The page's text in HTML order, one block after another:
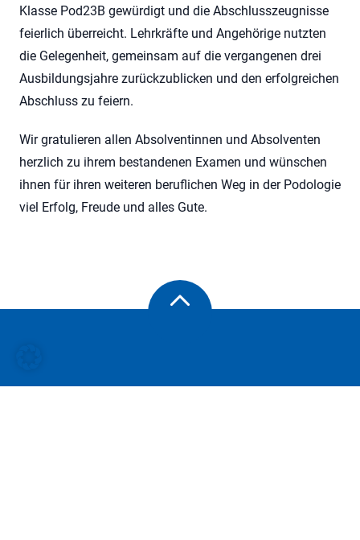
Klasse Pod23B gewürdigt und die Abschlusszeugnisse
feierlich überreicht. Lehrkräfte und Angehörige nutzten
die Gelegenheit, gemeinsam auf die vergangenen drei
Ausbildungsjahre zurückzublicken und den erfolgreichen
Abschluss zu feiern.
Wir gratulieren allen Absolventinnen und Absolventen
herzlich zu ihrem bestandenen Examen und wünschen
ihnen für ihren weiteren beruflichen Weg in der Podologie
viel Erfolg, Freude und alles Gute.